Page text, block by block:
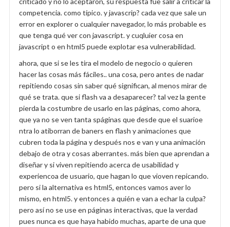
competencia. como típico. y javascrip? cada vez que sale un
error en explorer o cualquier navegador, lo más probable es
que tenga qué ver con javascript. y cuqluier cosa en
javascript o en html5 puede explotar esa vulnerabilidad.
ahora, que si se les tira el modelo de negocio o quieren
hacer las cosas más fáciles.. una cosa, pero antes de nadar
repitiendo cosas sin saber qué significan, al menos mirar de
qué se trata. que si flash va a desaparecer? tal vez la gente
pierda la costumbre de usarlo en las páginas, como ahora,
que ya no se ven tanta spáginas que desde que el suarioe
ntra lo atiborran de baners en flash y animaciones que
cubren toda la página y después nos e van y una animación
debajo de otra y cosas aberrantes. más bien que aprendan a
diseñar y si viven repitiendo acerca de usabilidad y
experiencoa de usuario, que hagan lo que vioven repicando.
pero si la alternativa es html5, entonces vamos aver lo
mismo, en html5. y entonces a quién e van a echar la culpa?
pero así no se use en páginas interactivas, que la verdad
pues nunca es que haya habido muchas, aparte de una que